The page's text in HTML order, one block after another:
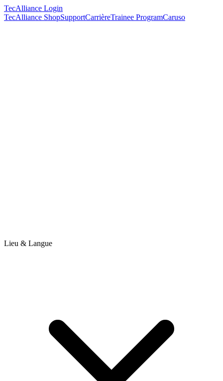
TecAlliance Login
TecAlliance ShopSupportCarrièreTrainee ProgramCaruso
Lieu & Langue